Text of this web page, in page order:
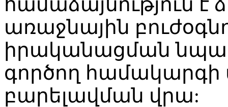
առաջնային
իրականացման
գործող
բարելավման վրա: